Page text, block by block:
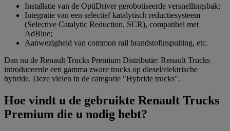
Installatie van de OptiDriver gerobotiseerde versnellingsbak;
Integratie van een selectief katalytisch reductiesysteem
(Selective Catalytic Reduction, SCR), compatibel met
AdBlue;
Aanwezigheid van common rail brandstofinspuiting, etc.
Dan nu de Renault Trucks Premium Distributie: Renault Trucks
introduceerde een gamma zware trucks op diesel/elektrische
hybride. Deze vielen in de categorie "Hybride trucks".
Hoe vindt u de gebruikte Renault Trucks
Premium die u nodig hebt?